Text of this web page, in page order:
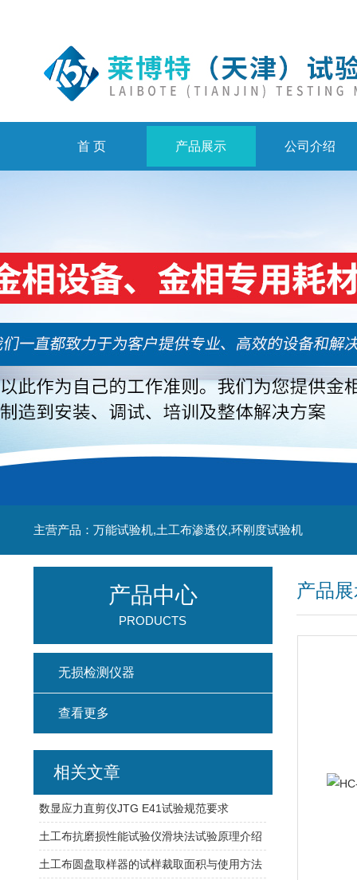
首 页 产品展示 公司介绍
主营产品：万能试验机,土工布渗透仪,环刚度试验机
产品
产品中心
PRODUCTS
无损检测仪器
查看更多
相关文章
数显应力直剪仪JTG E41试验规范要求
土工布抗磨损性能试验仪滑块法试验原理介绍
土工布圆盘取样器的试样裁取面积与使用方法